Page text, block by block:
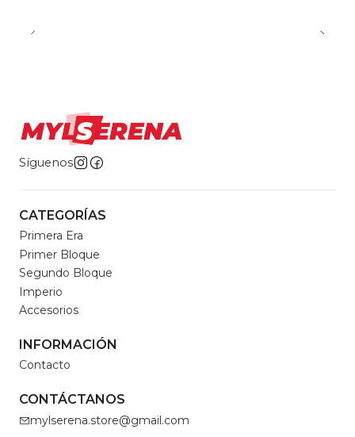
Síguenos
CATEGORÍAS
Primera Era
Primer Bloque
Segundo Bloque
Imperio
Accesorios
INFORMACIÓN
Contacto
CONTÁCTANOS
mylserena.store@gmail.com